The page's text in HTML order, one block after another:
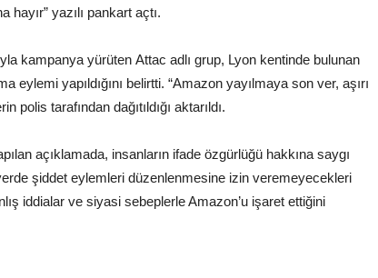
hayır” yazılı pankart açtı.
kampanya yürüten Attac adlı grup, Lyon kentinde bulunan
eylemi yapıldığını belirtti. “Amazon yayılmaya son ver, aşırı
polis tarafından dağıtıldığı aktarıldı.
açıklamada, insanların ifade özgürlüğü hakkına saygı
şiddet eylemleri düzenlenmesine izin veremeyecekleri
iddialar ve siyasi sebeplerle Amazon’u işaret ettiğini